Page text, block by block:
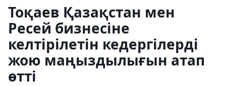
Тоқаев Қазақстан мен
Ресей бизнесіне
келтірілетін кедергілерді
жою маңыздылығын атап
өтті